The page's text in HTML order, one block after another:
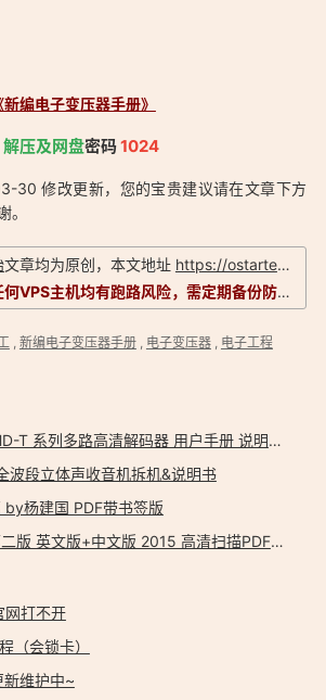
新编电子变压器手册》
册》2007年6月出版 无水印PDF：
解压及网盘密码1024
30 修改更新，您的宝贵建议请在文章下方
。
文章均为原创，本文地址 https://ostarted.com/223
我们不销售主机，任何VPS主机均有跑路风险，需定期备份防止数据丢失。信息以实际为准，评测仅供参考！
新编电子变压器手册, 电子变压器, 电子工程
海康威视 DS-6400HD-T 系列多路高清解码器 用户手册 说明书 问题解答
波段立体声收音机拆机&说明书
杨建国 PDF带书签版
精通开关电源设计 第二版 英文版+中文版 2015 高清扫描PDF 带书签
网打不开
（会锁卡）
维护中~